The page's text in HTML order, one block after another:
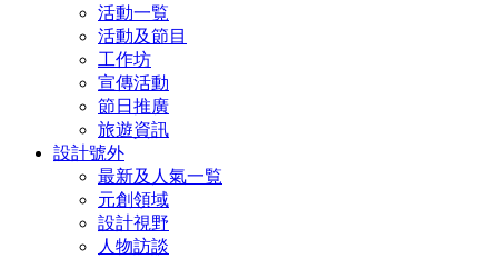
活動一覧
活動及節目
工作坊
宣傳活動
節日推廣
旅遊資訊
設計號外
最新及人氣一覧
元創領域
設計視野
人物訪談